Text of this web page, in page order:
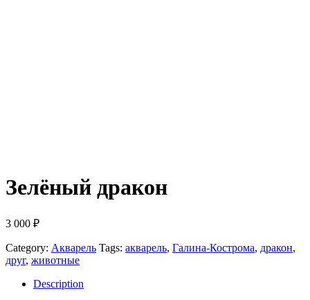
Зелёный дракон
3 000 ₽
Category: Акварель Tags: акварель, Галина-Кострома, дракон,
друг, животные
Description